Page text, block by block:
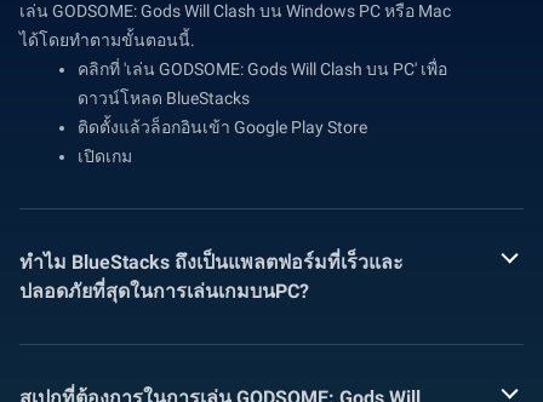
เล่น GODSOME: Gods Will Clash บน Windows PC หรือ Mac
ได้โดยทำตามขั้นตอนนี้.
คลิกที่ 'เล่น GODSOME: Gods Will Clash บน PC' เพื่อ
ดาวน์โหลด BlueStacks
ติดตั้งแล้วล็อกอินเข้า Google Play Store
เปิดเกม
ทำไม BlueStacks ถึงเป็นแพลตฟอร์มที่เร็วและ
ปลอดภัยที่สุดในการเล่นเกมบนPC?